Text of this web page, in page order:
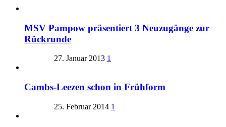
MSV Pampow präsentiert 3 Neuzugänge zur
Rückrunde
27. Januar 2013 1
Cambs-Leezen schon in Frühform
25. Februar 2014 1